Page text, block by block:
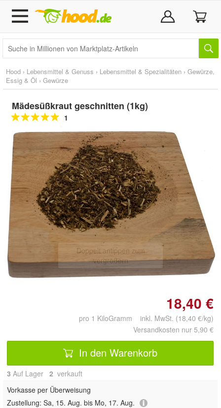
Hood › Lebensmittel & Genuss › Lebensmittel & Spezialitäten › Gewürze,
Essig & Öl › Gewürze
Mädesüßkraut geschnitten (1kg)
1
Doppelt antippen zum
vergrößern
18,40 €
pro 1 KiloGramm inkl. MwSt. (18,40 €/kg)
Versandkosten nur 5,90 €
In den Warenkorb
3 Auf Lager 2 verkauft
Vorkasse per Überweisung
Zustellung: Sa, 15. Aug. bis Mo, 17. Aug.